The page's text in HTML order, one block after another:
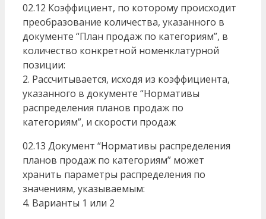
02.12 Коэффициент, по которому происходит
преобразование количества, указанного в
документе “План продаж по категориям”, в
количество конкретной номенклатурной
позиции:
2. Рассчитывается, исходя из коэффициента,
указанного в документе “Нормативы
распределения планов продаж по
категориям”, и скорости продаж
02.13 Документ “Нормативы распределения
планов продаж по категориям” может
хранить параметры распределения по
значениям, указываемым:
4. Варианты 1 или 2